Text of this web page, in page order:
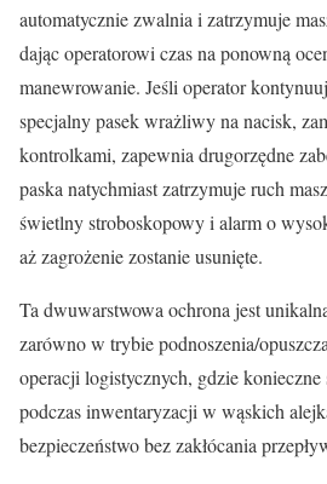
automatycznie zwalnia i zatrzymuje
dając operatorowi czas na ponowną
manewrowanie. Jeśli operator
specjalny pasek wrażliwy na nacisk,
kontrolkami, zapewnia drugorzędne
paska natychmiast zatrzymuje ruch
świetlny stroboskopowy i alarm o
aż zagrożenie zostanie usunięte.
Ta dwuwarstwowa ochrona jest
zarówno w trybie podnoszenia/
operacji logistycznych, gdzie
podczas inwentaryzacji w wąskich
bezpieczeństwo bez zakłócania